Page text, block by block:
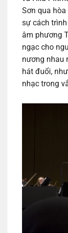
Sơn qua
sự cách
âm phương
ngạc cho
nương nhau
hát đuổi,
nhạc trong